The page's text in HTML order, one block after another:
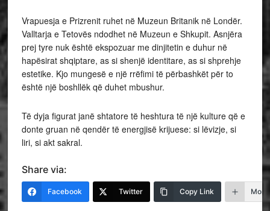
Vrapuesja e Prizrenit ruhet në Muzeun Britanik në Londër.
Valltarja e Tetovës ndodhet në Muzeun e Shkupit. Asnjëra
prej tyre nuk është ekspozuar me dinjitetin e duhur në
hapësirat shqiptare, as si shenjë identitare, as si shprehje
estetike. Kjo mungesë e një rrëfimi të përbashkët për to
është një boshllëk që duhet mbushur.
Të dyja figurat janë shtatore të heshtura të një kulture që e
donte gruan në qendër të energjisë krijuese: si lëvizje, si
liri, si akt sakral.
Share via:
Facebook Twitter Copy Link More